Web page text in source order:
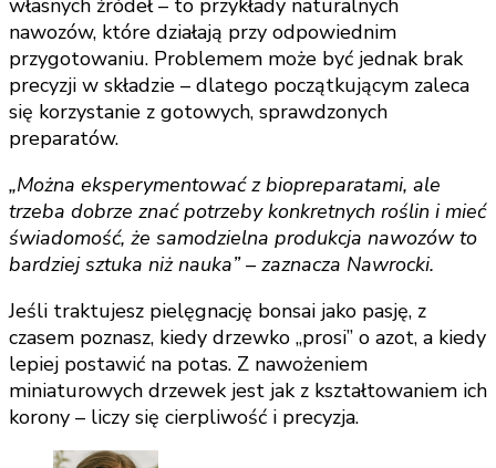
własnych źródeł – to przykłady naturalnych
nawozów, które działają przy odpowiednim
przygotowaniu. Problemem może być jednak brak
precyzji w składzie – dlatego początkującym zaleca
się korzystanie z gotowych, sprawdzonych
preparatów.
„Można eksperymentować z biopreparatami, ale
trzeba dobrze znać potrzeby konkretnych roślin i mieć
świadomość, że samodzielna produkcja nawozów to
bardziej sztuka niż nauka” – zaznacza Nawrocki.
Jeśli traktujesz pielęgnację bonsai jako pasję, z
czasem poznasz, kiedy drzewko „prosi” o azot, a kiedy
lepiej postawić na potas. Z nawożeniem
miniaturowych drzewek jest jak z kształtowaniem ich
korony – liczy się cierpliwość i precyzja.